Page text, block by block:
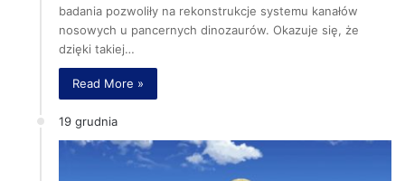
badania pozwoliły na rekonstrukcje systemu kanałów
nosowych u pancernych dinozaurów. Okazuje się, że
dzięki takiej…
Read More »
19 grudnia